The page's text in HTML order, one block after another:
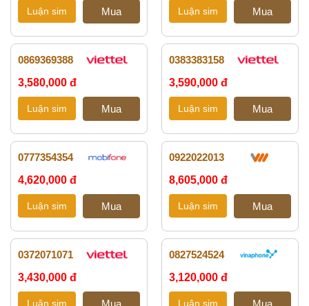
0869369388
3,580,000 đ
0383383158
3,590,000 đ
0777354354
4,620,000 đ
0922022013
8,605,000 đ
0372071071
3,430,000 đ
0827524524
3,120,000 đ